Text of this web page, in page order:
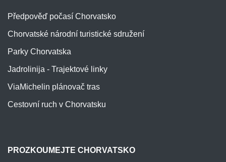
Předpověď počasí Chorvatsko
Chorvatské národní turistické sdružení
Parky Chorvatska
Jadrolinija - Trajektové linky
ViaMichelin plánovač tras
Cestovní ruch v Chorvatsku
PROZKOUMEJTE CHORVATSKO